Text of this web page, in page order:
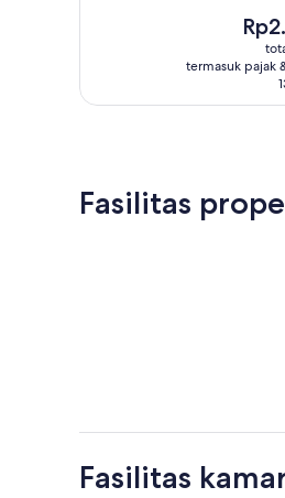
Harga
termasuk pajak
Fasilitas
Fasilitas